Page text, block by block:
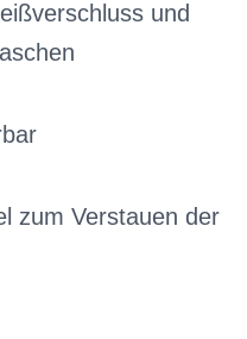
und
zum Verstauen der